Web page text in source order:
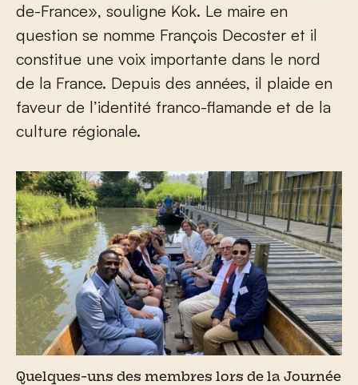
de-France», souligne Kok. Le maire en
question se nomme François Decoster et il
constitue une voix importante dans le nord
de la France. Depuis des années, il plaide en
faveur de l’identité franco-flamande et de la
culture régionale.
Quelques-uns des membres lors de la Journée